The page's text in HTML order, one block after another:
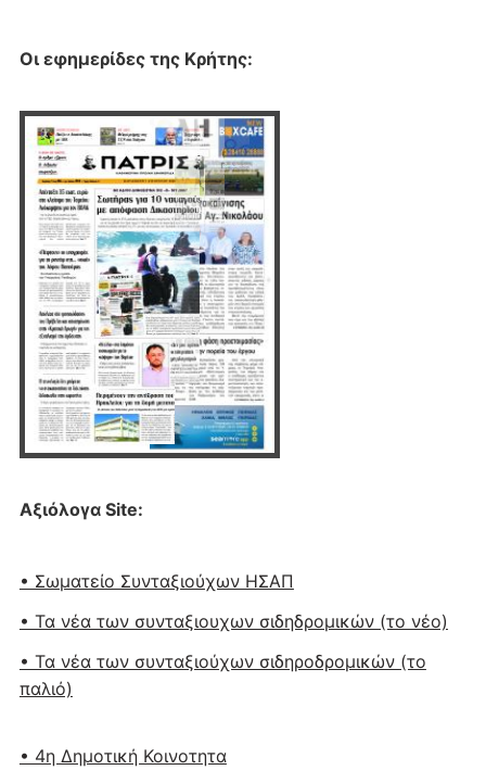
Οι εφημερίδες της Κρήτης:
Αξιόλογα Site:
• Σωματείο Συνταξιούχων ΗΣΑΠ
• Τα νέα των συνταξιουχων σιδηδρομικών (το νέο)
• Τα νέα των συνταξιούχων σιδηροδρομικών (το
παλιό)
• 4η Δημοτική Κοινοτητα